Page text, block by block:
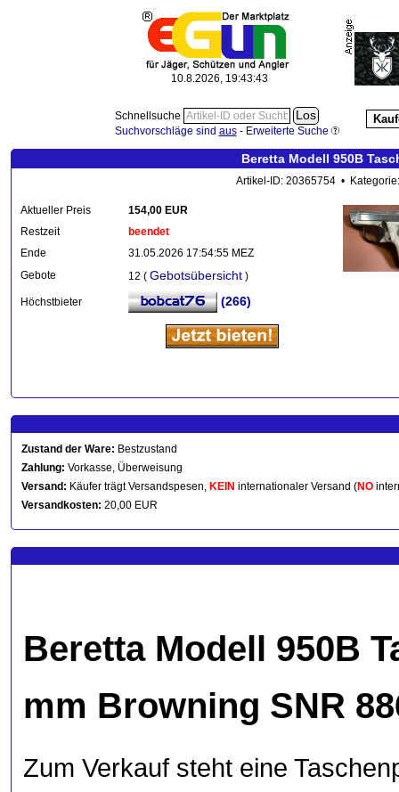
10.8.2026, 19:43:44
Schnellsuche
Suchvorschläge sind aus- Erweiterte Suche
Beretta Modell 950B
Artikel-ID: 20365754 •
Aktueller Preis
154,00 EUR
Restzeit
beendet
Ende
31.05.2026 17:54:55 MEZ
Gebote
12 ( Gebotsübersicht )
Höchstbieter (266)
Zustand der Ware: Bestzustand
Zahlung: Vorkasse, Überweisung
Versand: Käufer trägt Versandspesen, KEIN internationaler Versand (NO
Versandkosten: 20,00 EUR
Beretta Modell 950B
mm Browning SNR
Zum Verkauf steht eine